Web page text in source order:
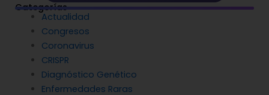
Categorías
Actualidad
Congresos
Coronavirus
CRISPR
Diagnóstico Genético
Enfermedades Raras